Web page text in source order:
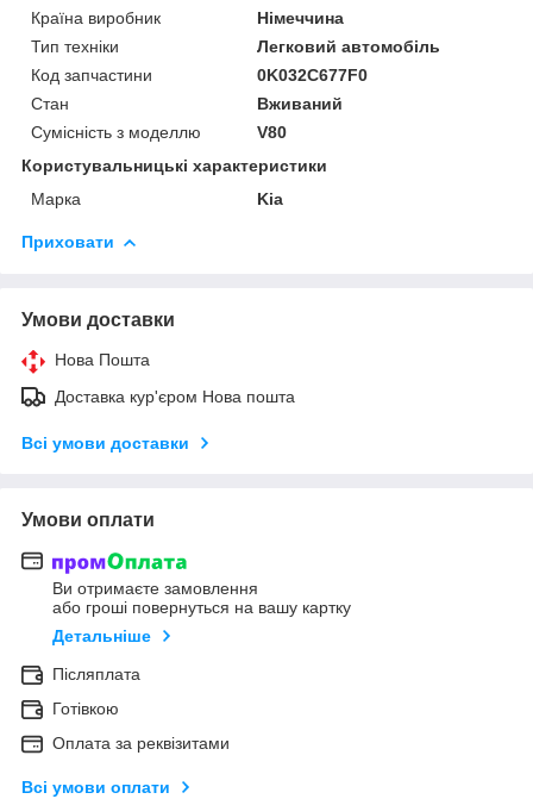
Країна виробник
Німеччина
Тип техніки
Легковий автомобіль
Код запчастини
0K032C677F0
Стан
Вживаний
Сумісність з моделлю
V80
Користувальницькі характеристики
Марка
Kia
Приховати
Умови доставки
Нова Пошта
Доставка кур'єром Нова пошта
Всі умови доставки
Умови оплати
Ви отримаєте замовлення
або гроші повернуться на вашу картку
Детальніше
Післяплата
Готівкою
Оплата за реквізитами
Всі умови оплати